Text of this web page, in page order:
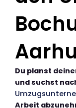
Du planst
und suchst
Arbeit